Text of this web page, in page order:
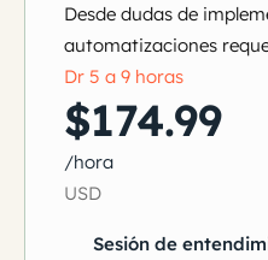
Desde dudas de
automatizaciones
Dr 5 a 9 horas
$174.99
/hora
USD
Sesión de